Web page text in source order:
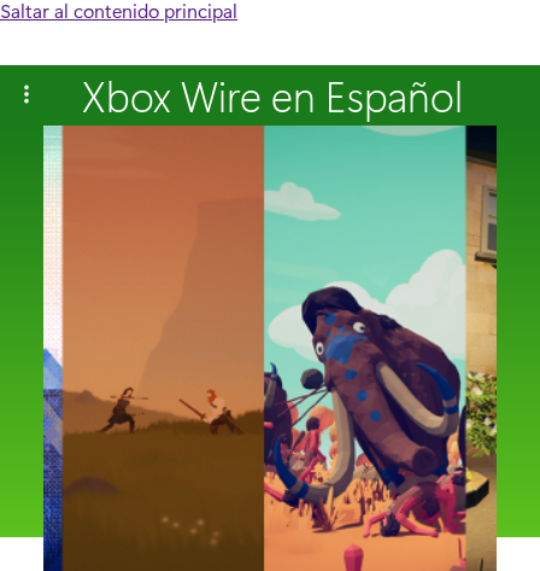
Saltar al contenido principal
Xbox Wire en Español